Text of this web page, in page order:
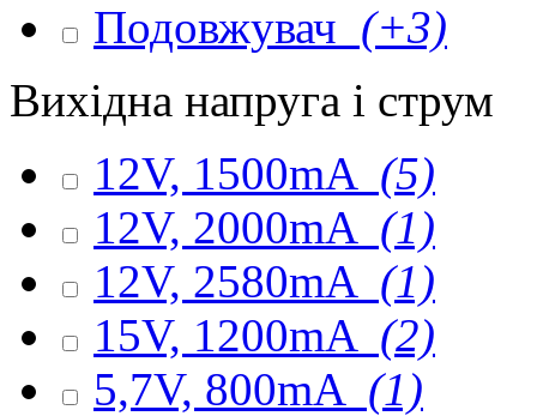
Подовжувач (+3)
Вихідна напруга і струм
12V, 1500mA (5)
12V, 2000mA (1)
12V, 2580mA (1)
15V, 1200mA (2)
5,7V, 800mA (1)